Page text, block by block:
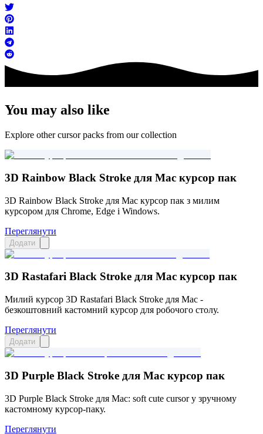
You may also like
Explore other cursor packs from our collection
3D Rainbow Black Stroke для Mac курсор пак
3D Rainbow Black Stroke для Mac курсор пак з милим
курсором для Chrome, Edge і Windows.
Переглянути
Додати
3D Rastafari Black Stroke для Mac курсор пак
Милий курсор 3D Rastafari Black Stroke для Mac -
безкоштовний кастомний курсор для робочого столу.
Переглянути
Додати
3D Purple Black Stroke для Mac курсор пак
3D Purple Black Stroke для Mac: soft cute cursor у зручному
кастомному курсор-паку.
Переглянути